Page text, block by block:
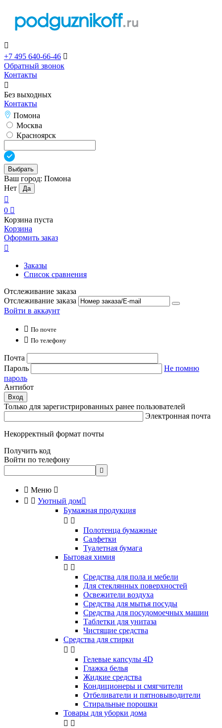

+7 495 640-66-46 
Обратный звонок
Контакты

Без выходных
Контакты
Помона
Москва
Красноярск
Выбрать
Ваш город: Помона
Нет
Да

0 
Корзина пуста
Корзина
Оформить заказ

Заказы
Список сравнения
Отслеживание заказа
Отслеживание заказа
Войти в аккаунт
 По почте
 По телефону
Почта
Пароль
Не помню
пароль
Антибот
Вход
Только для зарегистрированных ранее пользователей
Электронная почта
Некорректный формат почты
Получить код
Войти по телефону

 Меню 
  Уютный дом
Бумажная продукция
 
Полотенца бумажные
Салфетки
Туалетная бумага
Бытовая химия
 
Cредства для пола и мебели
Для стеклянных поверхностей
Освежители воздуха
Средства для мытья посуды
Средства для посудомоечных машин
Таблетки для унитаза
Чистящие средства
Средства для стирки
 
Гелевые капсулы 4D
Глажка белья
Жидкие средства
Кондиционеры и смягчители
Отбеливатели и пятновыводители
Стиральные порошки
Товары для уборки дома
 